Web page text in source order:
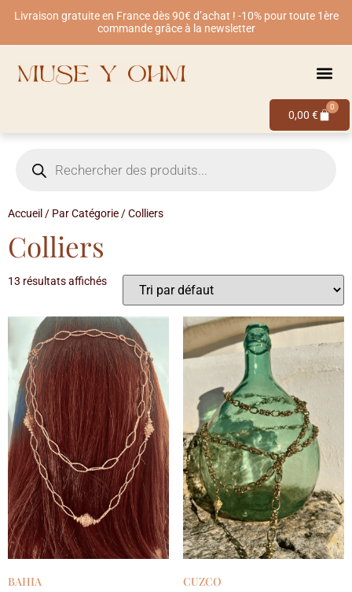
Livraison gratuite en France dès 90€ d’achat ! -10% pour toute 1ère
commande grâce à la newsletter
0,00 €
0
Accueil / Par Catégorie / Colliers
Colliers
13 résultats affichés
BAHIA CUZCO